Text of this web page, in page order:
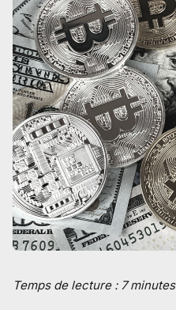
Temps de lecture : 7 minutes